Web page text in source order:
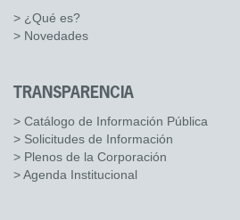
> ¿Qué es?
> Novedades
TRANSPARENCIA
> Catálogo de Información Pública
> Solicitudes de Información
> Plenos de la Corporación
> Agenda Institucional